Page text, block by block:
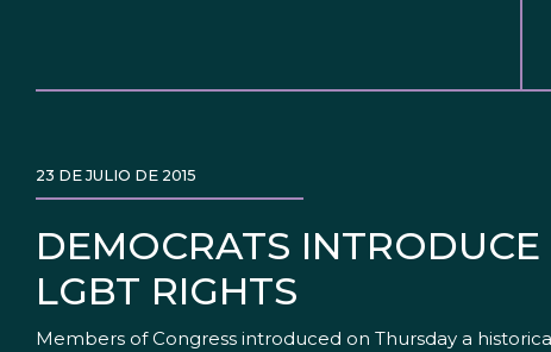
DEMOCRATS
LGBT RIGHTS
23 DE JULIO DE 2015
Members of Congress introduced on Thursday a